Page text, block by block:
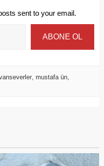
sent to your email.
ABONE OL
, mustafa ün,